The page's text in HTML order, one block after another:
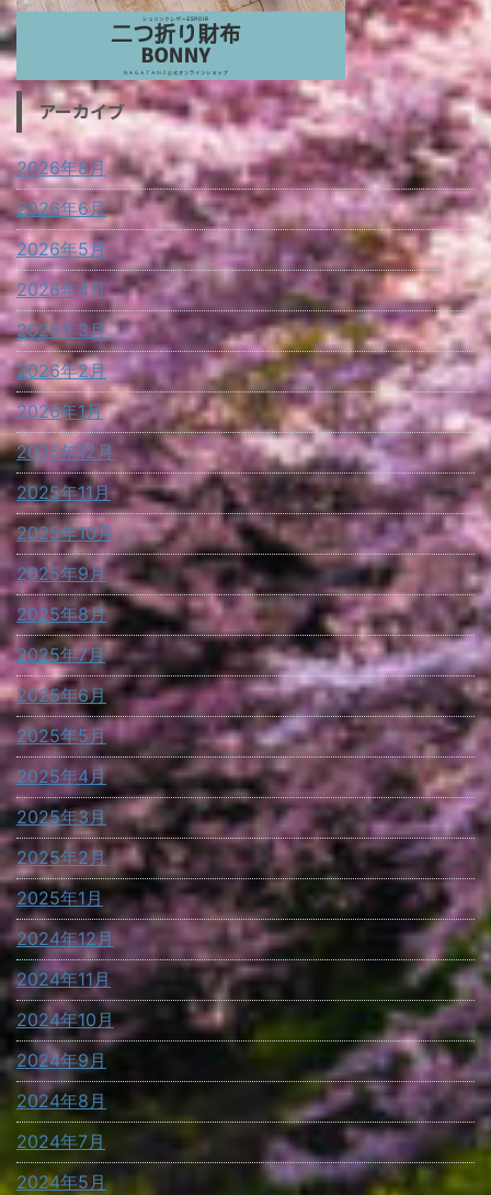
アーカイブ
2026年8月
2026年6月
2026年5月
2026年4月
2026年3月
2026年2月
2026年1月
2025年12月
2025年11月
2025年10月
2025年9月
2025年8月
2025年7月
2025年6月
2025年5月
2025年4月
2025年3月
2025年2月
2025年1月
2024年12月
2024年11月
2024年10月
2024年9月
2024年8月
2024年7月
2024年5月